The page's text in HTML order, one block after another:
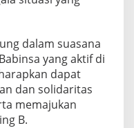
dalam suasana
yang aktif di
dapat
dan solidaritas
memajukan
B.